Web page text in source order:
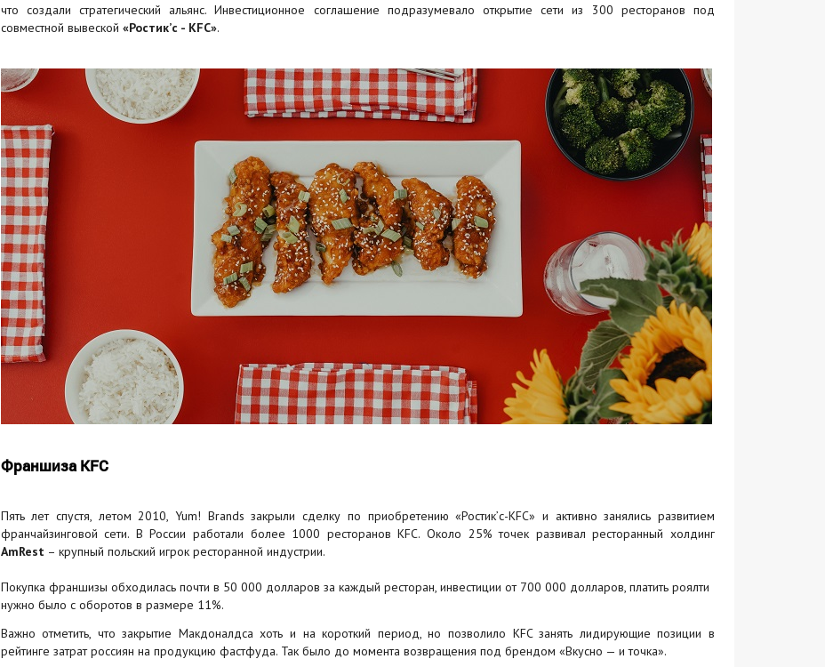
что создали стратегический альянс. Инвестиционное соглашение подразумевало открытие сети из 300 ресторанов под
совместной вывеской «Ростик’с - KFC».
Франшиза KFC
Пять лет спустя, летом 2010, Yum! Brands закрыли сделку по приобретению «Ростик’с-KFC» и активно занялись развитием
франчайзинговой сети. В России работали более 1000 ресторанов KFC. Около 25% точек развивал ресторанный холдинг
AmRest – крупный польский игрок ресторанной индустрии.
Покупка франшизы обходилась почти в 50 000 долларов за каждый ресторан, инвестиции от 700 000 долларов, платить роялти
нужно было с оборотов в размере 11%.
Важно отметить, что закрытие Макдоналдса хоть и на короткий период, но позволило KFC занять лидирующие позиции в
рейтинге затрат россиян на продукцию фастфуда. Так было до момента возвращения под брендом «Вкусно — и точка».